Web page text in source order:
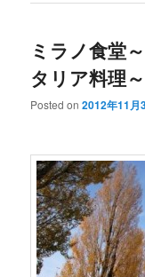
ミラノ食堂
タリア料理～
Posted on2012年11月